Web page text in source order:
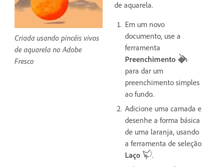
Criada usando pincéis vivos
de aquarela no Adobe
Fresco
de aquarela.
Em um novo
documento, use a
ferramenta
Preenchimento
para dar um
preenchimento simples
ao fundo.
Adicione uma camada e
desenhe a forma básica
de uma laranja, usando
a ferramenta de seleção
Laço
.